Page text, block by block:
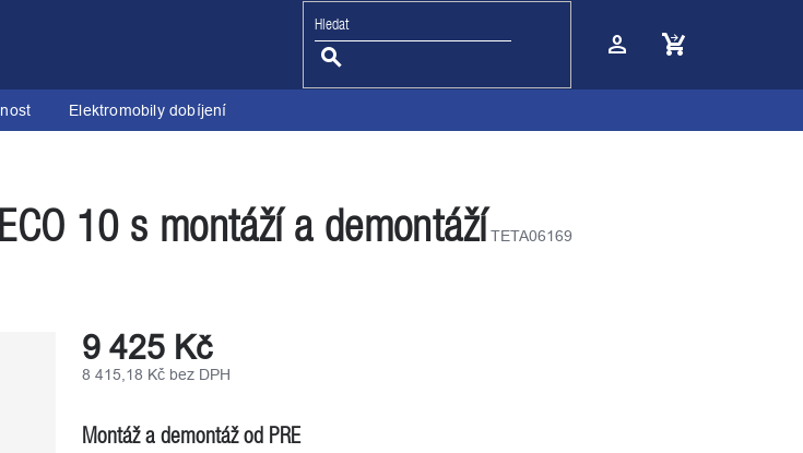
Nákupní
Elektromobily dobíjení
10 s montáží a demontáží TETA06169
9 425 Kč
8 415,18 Kč bez DPH
Montáž a demontáž od PRE